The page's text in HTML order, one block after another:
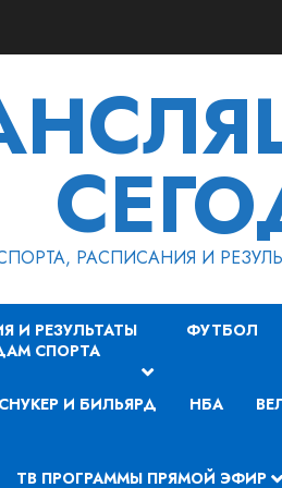
РАСПИСАНИЯ И
И РЕЗУЛЬТАТЫ
СПОРТА
ФУТБОЛ
СНУКЕР И БИЛЬЯРД НБА
ТВ ПРОГРАММЫ ПРЯМОЙ ЭФИР